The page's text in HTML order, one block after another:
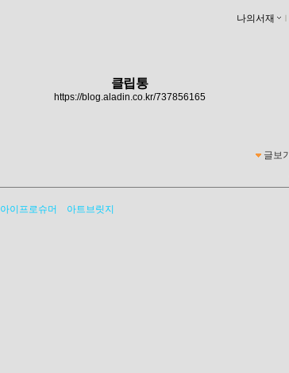
나의서재 ｌ
클립통
https://blog.aladin.co.kr/737856165
글보기
아이프로슈머 아트브릿지